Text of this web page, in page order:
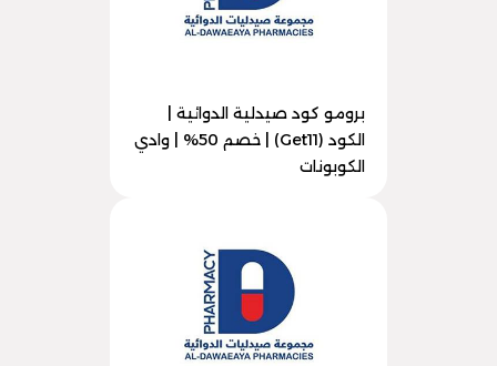
برومو كود صيدلية الدوائية |
الكود (Get11) | خصم 50% | وادي
الكوبونات